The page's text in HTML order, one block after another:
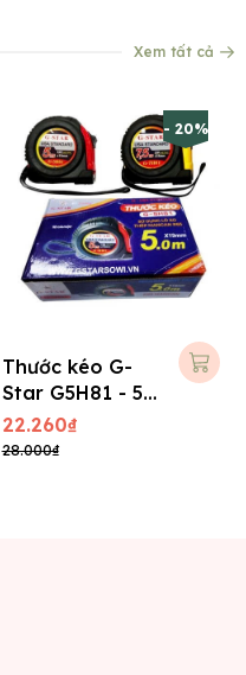
Xem tất cả
- 20%
Thước kéo G-
Star G5H81 - 5m
( cm )
22.260₫
28.000₫